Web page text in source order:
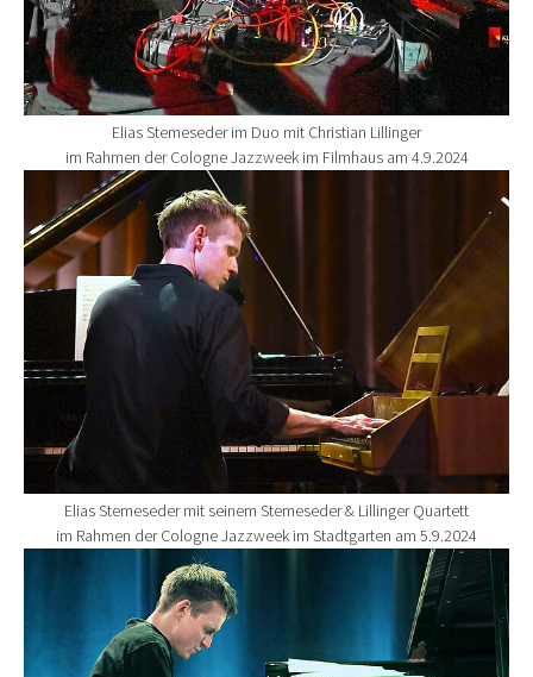
Elias Stemeseder im Duo mit Christian Lillinger
im Rahmen der Cologne Jazzweek im Filmhaus am 4.9.2024
Show larger version for:
Elias Stemeseder mit seinem Stemeseder & Lillinger Quartett
im Rahmen der Cologne Jazzweek im Stadtgarten am 5.9.2024
Show larger version for: